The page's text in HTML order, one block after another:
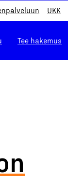
UKK
Tee hakemus